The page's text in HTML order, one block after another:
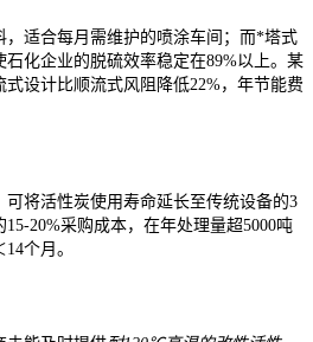
适合每月需维护的喷涂车间；而*塔式
化企业的脱硫效率稳定在89%以上。某
设计比顺流式风阻降低22%，年节能费
将活性炭使用寿命延长至传统设备的3
20%采购成本，在年处理量超5000吨
个月。